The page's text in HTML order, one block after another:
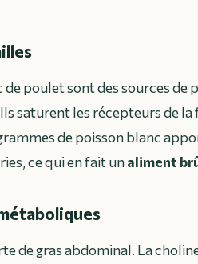
poulet sont des sources de
saturent les récepteurs de
de poisson blanc
ce qui en fait unaliment
de gras abdominal. La